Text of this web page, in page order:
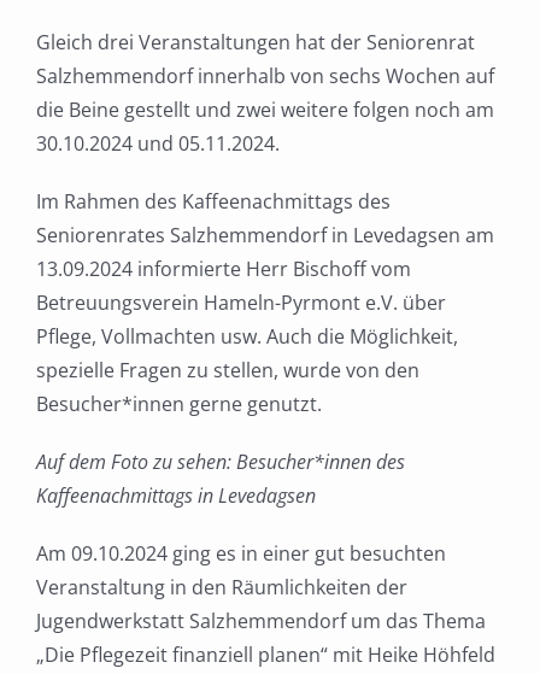
Gleich drei Veranstaltungen hat der Seniorenrat
Salzhemmendorf innerhalb von sechs Wochen auf
die Beine gestellt und zwei weitere folgen noch am
30.10.2024 und 05.11.2024.
Im Rahmen des Kaffeenachmittags des
Seniorenrates Salzhemmendorf in Levedagsen am
13.09.2024 informierte Herr Bischoff vom
Betreuungsverein Hameln-Pyrmont e.V. über
Pflege, Vollmachten usw. Auch die Möglichkeit,
spezielle Fragen zu stellen, wurde von den
Besucher*innen gerne genutzt.
Auf dem Foto zu sehen: Besucher*innen des
Kaffeenachmittags in Levedagsen
Am 09.10.2024 ging es in einer gut besuchten
Veranstaltung in den Räumlichkeiten der
Jugendwerkstatt Salzhemmendorf um das Thema
„Die Pflegezeit finanziell planen“ mit Heike Höhfeld